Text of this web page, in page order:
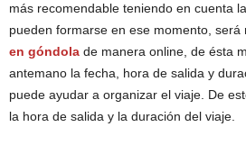
más recomendable teniendo en cuenta
pueden formarse en ese momento, será
en góndola de manera online, de ésta
antemano la fecha, hora de salida y
puede ayudar a organizar el viaje. De
la hora de salida y la duración del viaje